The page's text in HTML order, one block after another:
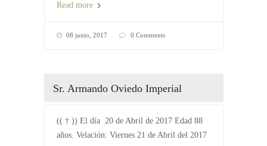
Read more
08 junio, 2017 0 Comments
Sr. Armando Oviedo Imperial
(( † )) El día 20 de Abril de 2017 Edad 88
años. Velación: Viernes 21 de Abril del 2017